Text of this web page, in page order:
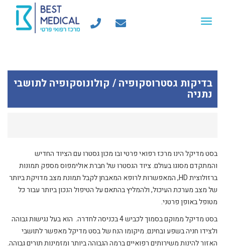
Toggle
בדיקות גסטרוסקופיה / קולונוסקופיה לתושבי
נתניה
בסט מדיקל הינו מרכז רפואי פרטי ובו מכון גסטרו עם הציוד החדיש
והמתקדם מסוגו בעולם. ציוד הגסטרו של חברת אולימפוס מספק תמונות
ברזולוצית HD, המאפשרות לרופא המאבחן לקבל תמונת מצב מדויקת ביותר
של מצב מערכת העיכול, ולהמליץ בהתאם על הטיפול הנכון ביותר עבור כל
מטופל באופן פרטני.
בסט מדיקל ממוקם בסמוך לכביש 4 בכניסה לחדרה. הוא בעל נגישות גבוהה
ולצידו חניה בשפע ובחינם. מיקומו הנח של בסט מדיקל מאפשר לתושבי
האזור להינות משירותים רפואיים ברמה הגבוהה ביותר ומזמינות תורים גבוהה.